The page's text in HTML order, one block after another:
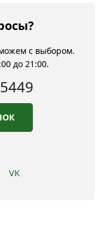
с выбором.
до 21:00.
VK